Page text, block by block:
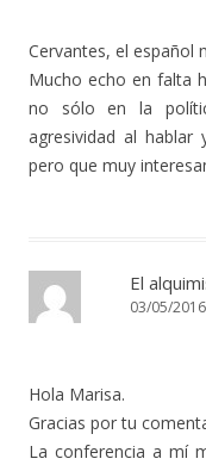
Cervantes, el español
Mucho echo en falta
no sólo en la
agresividad al hablar
pero que muy
El
03/05/
Hola Marisa.
Gracias por tu
La conferencia a mí